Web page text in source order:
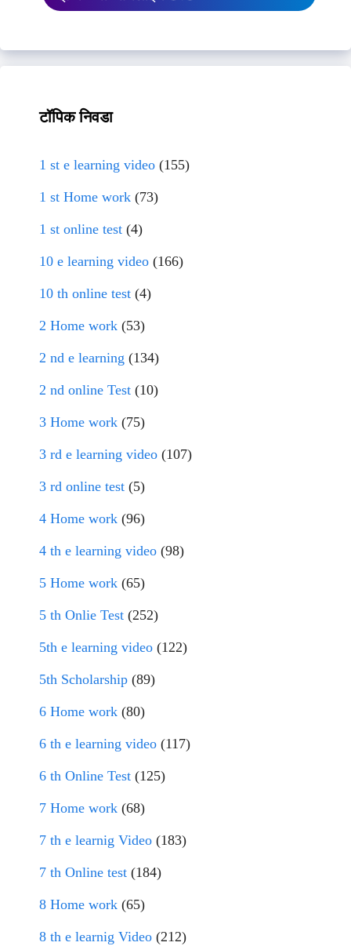
टॉपिक निवडा
1 st e learning video (155)
1 st Home work (73)
1 st online test (4)
10 e learning video (166)
10 th online test (4)
2 Home work (53)
2 nd e learning (134)
2 nd online Test (10)
3 Home work (75)
3 rd e learning video (107)
3 rd online test (5)
4 Home work (96)
4 th e learning video (98)
5 Home work (65)
5 th Onlie Test (252)
5th e learning video (122)
5th Scholarship (89)
6 Home work (80)
6 th e learning video (117)
6 th Online Test (125)
7 Home work (68)
7 th e learnig Video (183)
7 th Online test (184)
8 Home work (65)
8 th e learnig Video (212)